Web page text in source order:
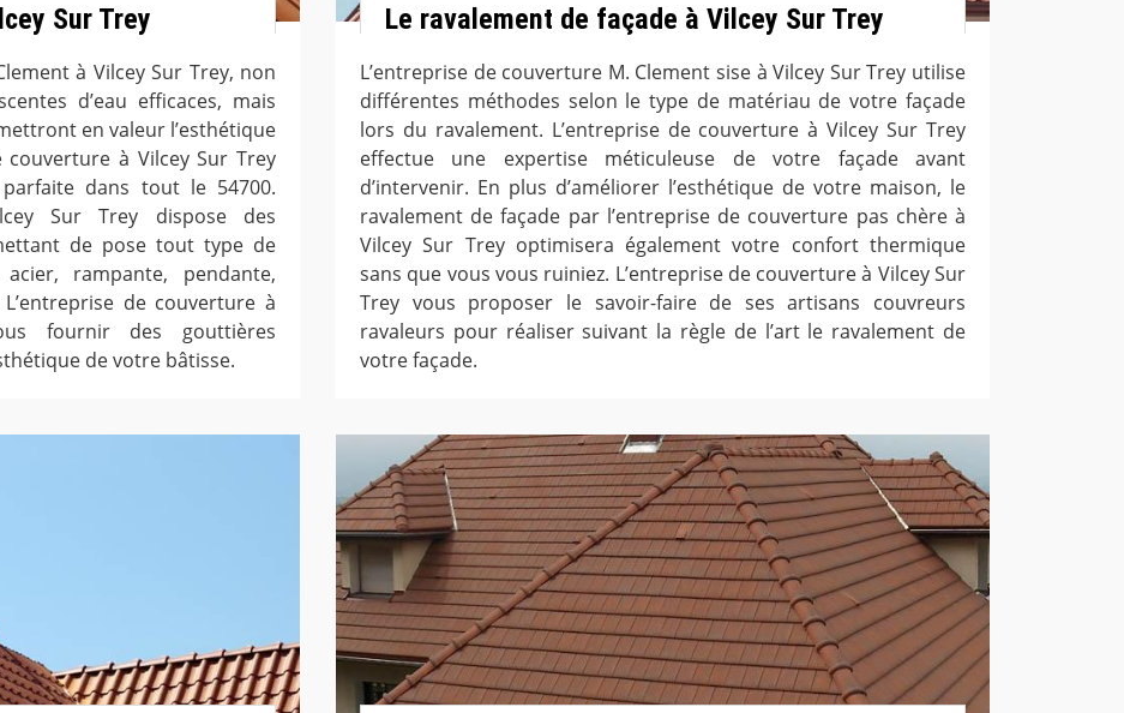
Sur Trey
à Vilcey Sur Trey, non
d’eau efficaces, mais
en valeur l’esthétique
à Vilcey Sur Trey
dans tout le 54700.
Sur Trey dispose des
de pose tout type de
rampante, pendante,
de couverture à
fournir des gouttières
de votre bâtisse.
Le ravalement de façade à Vilcey Sur Trey
L’entreprise de couverture M. Clement sise à Vilcey Sur Trey utilise
différentes méthodes selon le type de matériau de votre façade
lors du ravalement. L’entreprise de couverture à Vilcey Sur Trey
effectue une expertise méticuleuse de votre façade avant
d’intervenir. En plus d’améliorer l’esthétique de votre maison, le
ravalement de façade par l’entreprise de couverture pas chère à
Vilcey Sur Trey optimisera également votre confort thermique
sans que vous vous ruiniez. L’entreprise de couverture à Vilcey Sur
Trey vous proposer le savoir-faire de ses artisans couvreurs
ravaleurs pour réaliser suivant la règle de l’art le ravalement de
votre façade.